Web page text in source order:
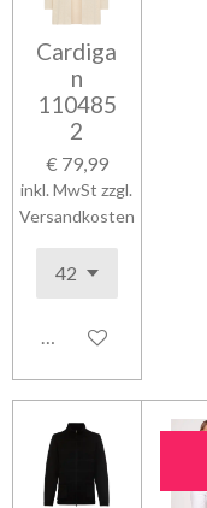
Cardiga
n
110485
2
€ 79,99
inkl. MwSt zzgl.
Versandkosten
In den Warenkorb